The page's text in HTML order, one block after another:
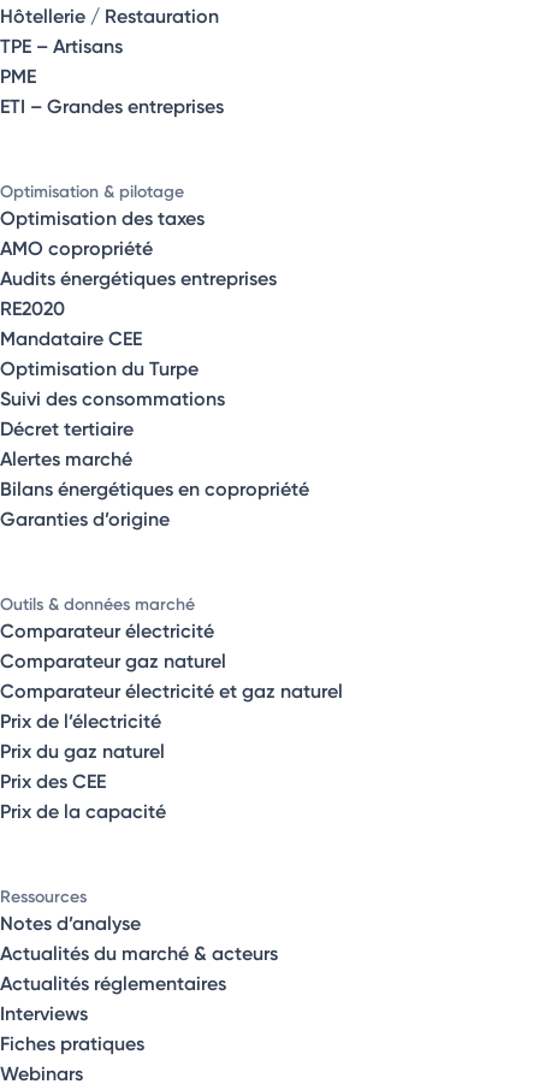
Hôtellerie / Restauration
TPE – Artisans
PME
ETI – Grandes entreprises
Optimisation & pilotage
Optimisation des taxes
AMO copropriété
Audits énergétiques entreprises
RE2020
Mandataire CEE
Optimisation du Turpe
Suivi des consommations
Décret tertiaire
Alertes marché
Bilans énergétiques en copropriété
Garanties d’origine
Outils & données marché
Comparateur électricité
Comparateur gaz naturel
Comparateur électricité et gaz naturel
Prix de l’électricité
Prix du gaz naturel
Prix des CEE
Prix de la capacité
Ressources
Notes d’analyse
Actualités du marché & acteurs
Actualités réglementaires
Interviews
Fiches pratiques
Webinars